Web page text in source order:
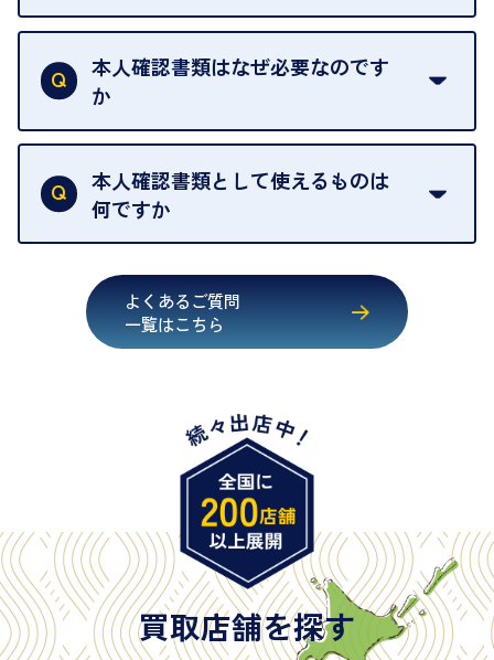
売却当日を含む8日間のうちに、お気軽にお申し出
出張買取のお品物は、8日間保管しております。
お品物の内容や点数によって異なりますが、店頭買
取の場合は1点あたり数分程度が目安です。大量の
お品物の場合は、お時間をいただくことがございま
本人確認書類はなぜ必要なのです
か
買取店は古物営業法により、お客様のご本人確認を
行うことが義務付けられています。安心してお取引
いただくためにも、ご協力をお願いいたします。
本人確認書類として使えるものは
何ですか
・健康保険証確認書
・マイナンバーカード
・在留カード
・旧パスポート
※原則として「公的機関が発行し、氏名、住所、生
年月日が記載されているもの
※日本国政府発行のもの
※2020年2月4日以降に申請された新型パスポートに
は「所持人記入欄（住所記載欄）」が存在しないた
め、単体では古物営業法上の本人確認書類として認
よくあるご質問
一覧はこちら
買取店舗を探す